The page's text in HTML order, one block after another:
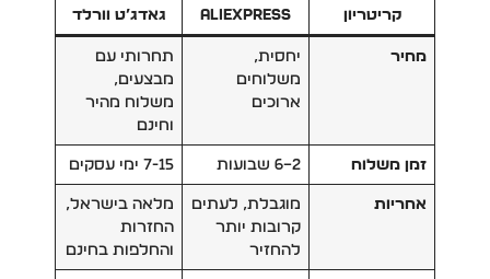
קריטריון AliExpress גאדג’ט וורלד
מחיר
יחסית,
משלוחים
ארוכים
תחרותי עם
מבצעים,
משלוח מהיר
וחינם
זמן משלוח 2–6 שבועות 7-15 ימי עסקים
אחריות
מוגבלת, לעתים
קרובות יותר
להחזיר
מלאה בישראל,
החזרות
והחלפות בחינם